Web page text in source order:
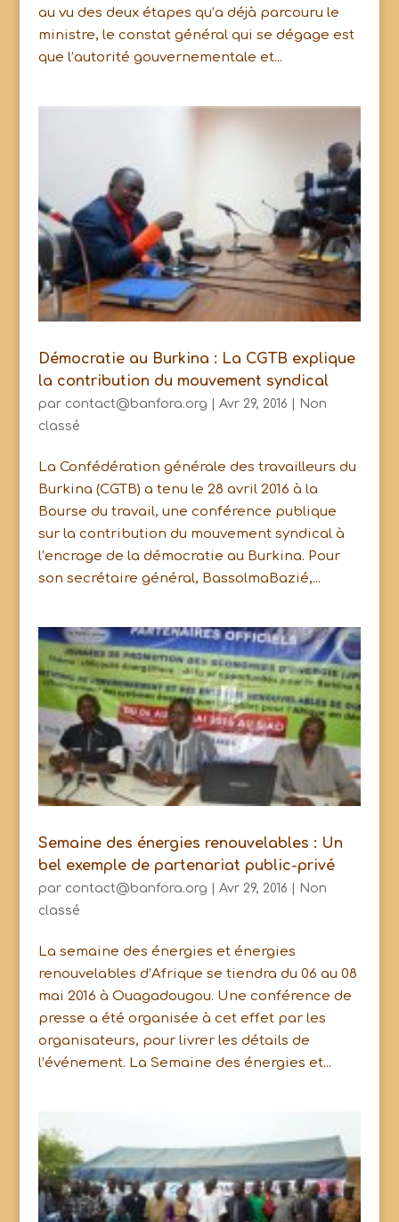
au vu des deux étapes qu’a déjà parcouru le
ministre, le constat général qui se dégage est
que l’autorité gouvernementale et...
Démocratie au Burkina : La CGTB explique
la contribution du mouvement syndical
par contact@banfora.org Avr 29, 2016
Non
classé
La Confédération générale des travailleurs du
Burkina (CGTB) a tenu le 28 avril 2016 à la
Bourse du travail, une conférence publique
sur la contribution du mouvement syndical à
l’encrage de la démocratie au Burkina. Pour
son secrétaire général, BassolmaBazié,...
Semaine des énergies renouvelables : Un
bel exemple de partenariat public-privé
par contact@banfora.org Avr 29, 2016
Non
classé
La semaine des énergies et énergies
renouvelables d’Afrique se tiendra du 06 au 08
mai 2016 à Ouagadougou. Une conférence de
presse a été organisée à cet effet par les
organisateurs, pour livrer les détails de
l’événement. La Semaine des énergies et...